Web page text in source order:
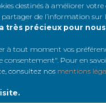
destinés à améliorer
de l’information sur
très précieux pour
à tout moment vos
consentement". Pour en
consultez nos mentions